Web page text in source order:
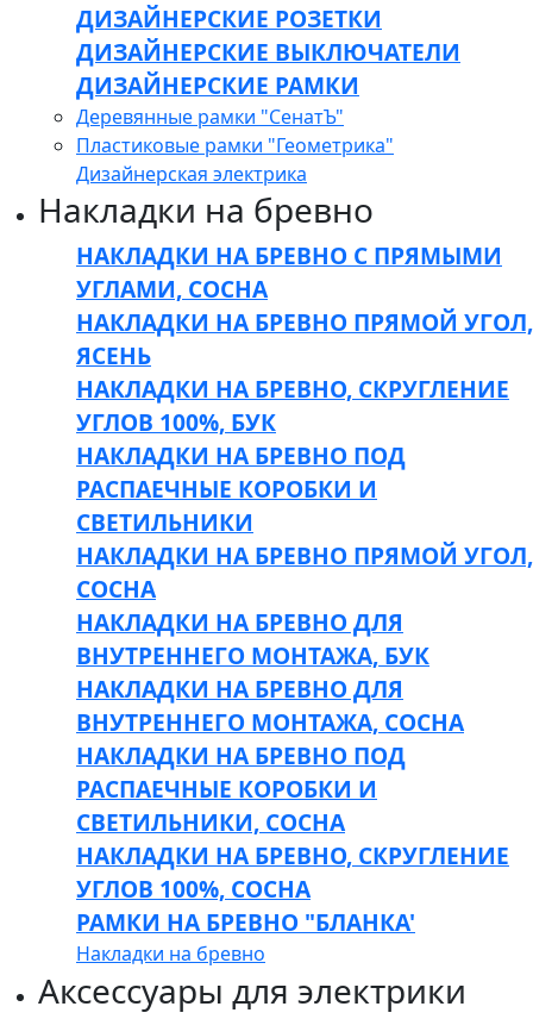
ДИЗАЙНЕРСКИЕ РОЗЕТКИ
ДИЗАЙНЕРСКИЕ ВЫКЛЮЧАТЕЛИ
ДИЗАЙНЕРСКИЕ РАМКИ
Деревянные рамки "СенатЪ"
Пластиковые рамки "Геометрика"
Дизайнерская электрика
Накладки на бревно
НАКЛАДКИ НА БРЕВНО С ПРЯМЫМИ
УГЛАМИ, СОСНА
НАКЛАДКИ НА БРЕВНО ПРЯМОЙ УГОЛ,
ЯСЕНЬ
НАКЛАДКИ НА БРЕВНО, СКРУГЛЕНИЕ
УГЛОВ 100%, БУК
НАКЛАДКИ НА БРЕВНО ПОД
РАСПАЕЧНЫЕ КОРОБКИ И
СВЕТИЛЬНИКИ
НАКЛАДКИ НА БРЕВНО ПРЯМОЙ УГОЛ,
СОСНА
НАКЛАДКИ НА БРЕВНО ДЛЯ
ВНУТРЕННЕГО МОНТАЖА, БУК
НАКЛАДКИ НА БРЕВНО ДЛЯ
ВНУТРЕННЕГО МОНТАЖА, СОСНА
НАКЛАДКИ НА БРЕВНО ПОД
РАСПАЕЧНЫЕ КОРОБКИ И
СВЕТИЛЬНИКИ, СОСНА
НАКЛАДКИ НА БРЕВНО, СКРУГЛЕНИЕ
УГЛОВ 100%, СОСНА
РАМКИ НА БРЕВНО "БЛАНКА'
Накладки на бревно
Аксессуары для электрики